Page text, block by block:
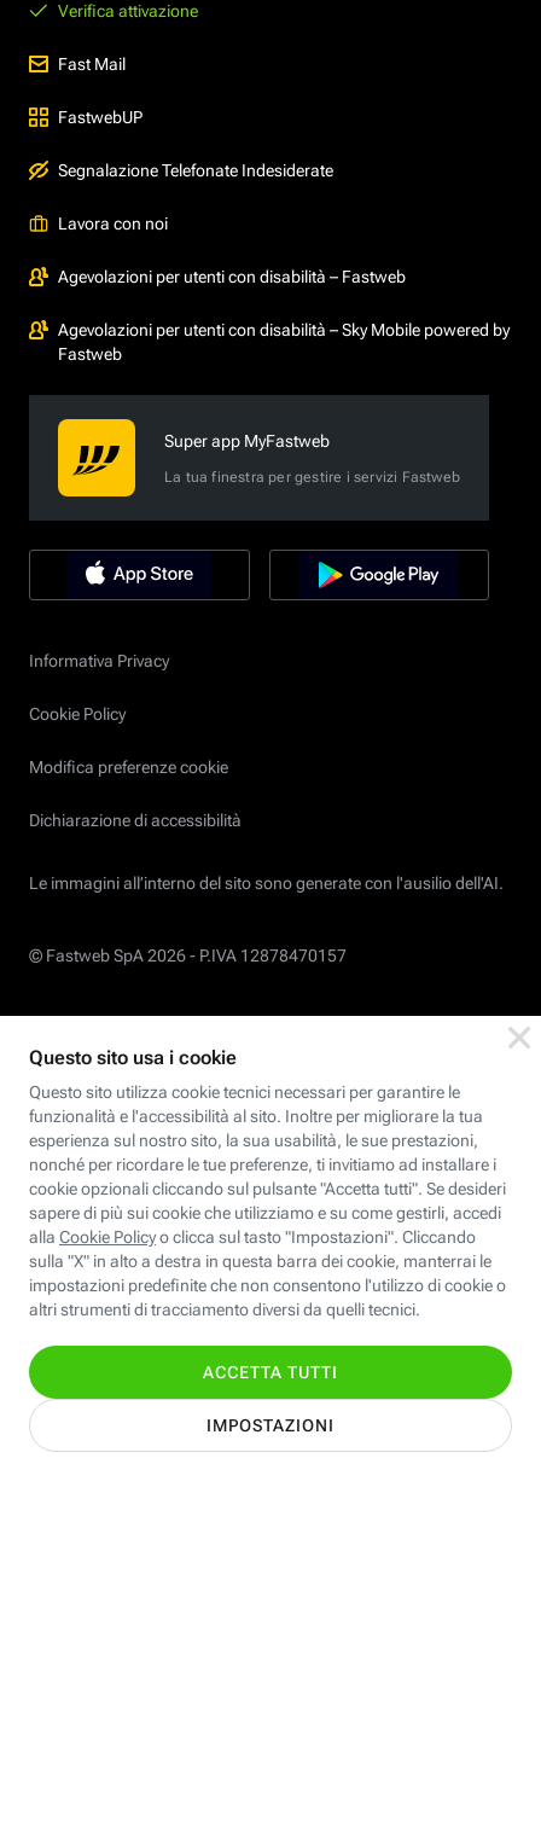
Verifica attivazione
Fast Mail
FastwebUP
Segnalazione Telefonate Indesiderate
Lavora con noi
Agevolazioni per utenti con disabilità – Fastweb
Agevolazioni per utenti con disabilità – Sky Mobile powered by
Fastweb
Super app MyFastweb
La tua finestra per gestire i servizi Fastweb
Informativa Privacy
Cookie Policy
Modifica preferenze cookie
Dichiarazione di accessibilità
Le immagini all’interno del sito sono generate con l'ausilio dell'AI.
© Fastweb SpA 2026 - P.IVA 12878470157